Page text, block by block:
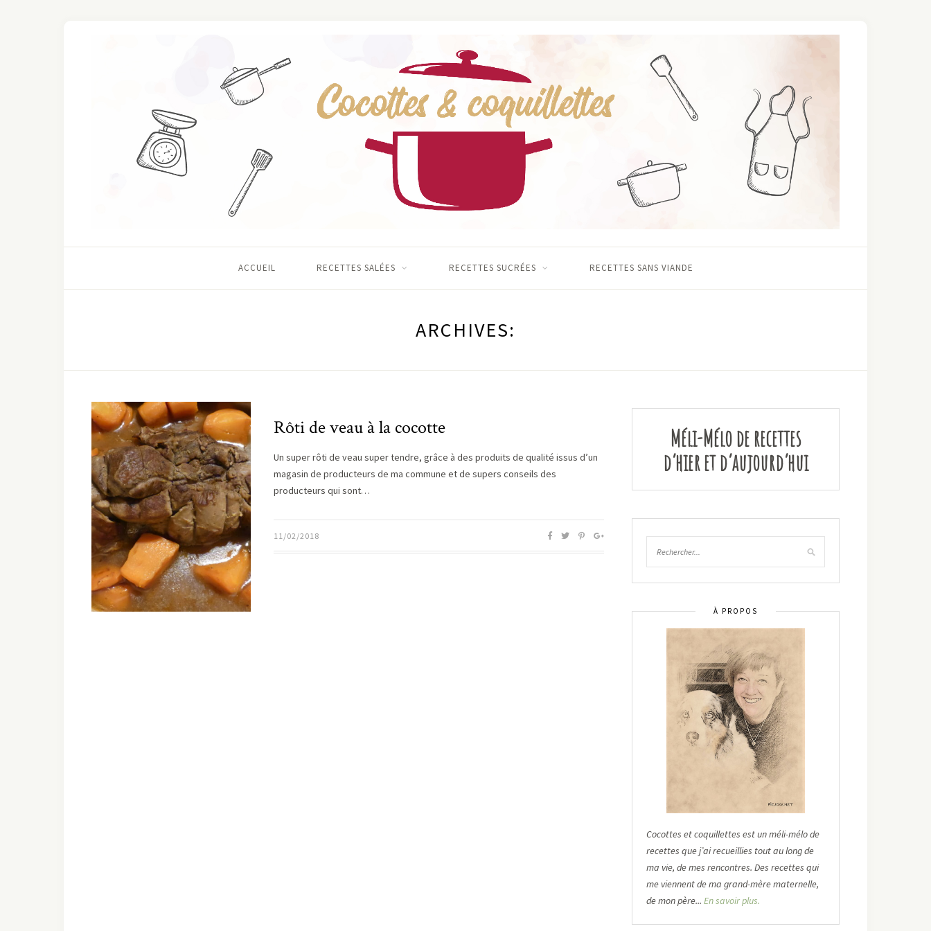
ACCUEIL RECETTES SALÉES RECETTES SUCRÉES RECETTES SANS VIANDE
ARCHIVES:
Rôti de veau à la cocotte
Un super rôti de veau super tendre, grâce à des produits de qualité issus d’un
magasin de producteurs de ma commune et de supers conseils des
producteurs qui sont…
11/02/2018
Méli-Mélo de recettes
d’hier et d’aujourd’hui
À PROPOS
Cocottes et coquillettes est un méli-mélo de
recettes que j’ai recueillies tout au long de
ma vie, de mes rencontres. Des recettes qui
me viennent de ma grand-mère maternelle,
de mon père... En savoir plus.